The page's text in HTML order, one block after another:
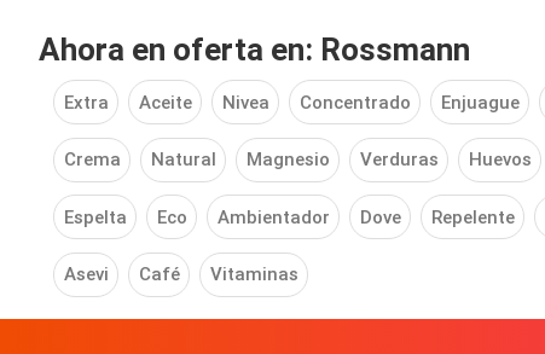
Ahora en oferta en: Rossmann
Extra Aceite Nivea Concentrado Enjuague
Crema Natural Magnesio Verduras Huevos
Espelta Eco Ambientador Dove Repelente
Asevi Café Vitaminas